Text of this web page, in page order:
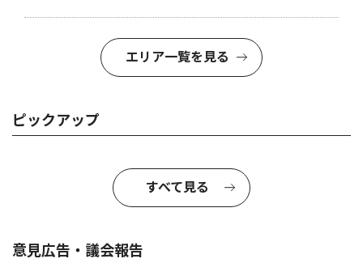
エリア一覧を見る
ピックアップ
すべて見る
意見広告・議会報告